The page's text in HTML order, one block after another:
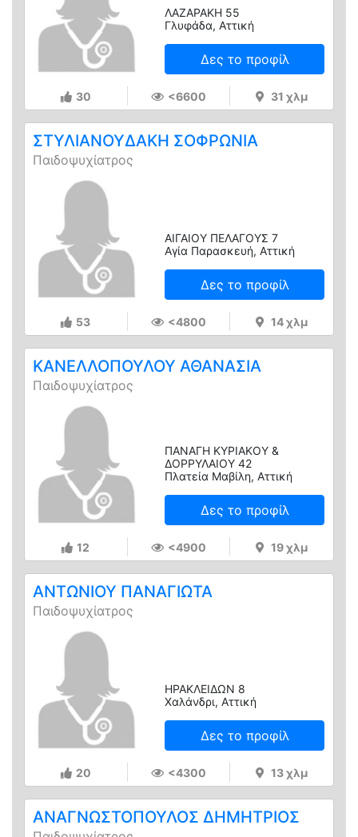
ΛΑΖΑΡΑΚΗ 55
Γλυφάδα, Αττική
Δες το προφίλ
30 <6600 31 χλμ
ΣΤΥΛΙΑΝΟΥΔΑΚΗ ΣΟΦΡΩΝΙΑ
Παιδοψυχίατρος
ΑΙΓΑΙΟΥ ΠΕΛΑΓΟΥΣ 7
Αγία Παρασκευή, Αττική
Δες το προφίλ
53 <4800 14 χλμ
ΚΑΝΕΛΛΟΠΟΥΛΟΥ ΑΘΑΝΑΣΙΑ
Παιδοψυχίατρος
ΠΑΝΑΓΗ ΚΥΡΙΑΚΟΥ &
ΔΟΡΡΥΛΑΙΟΥ 42
Πλατεία Μαβίλη, Αττική
Δες το προφίλ
12 <4900 19 χλμ
ΑΝΤΩΝΙΟΥ ΠΑΝΑΓΙΩΤΑ
Παιδοψυχίατρος
ΗΡΑΚΛΕΙΔΩΝ 8
Χαλάνδρι, Αττική
Δες το προφίλ
20 <4300 13 χλμ
ΑΝΑΓΝΩΣΤΟΠΟΥΛΟΣ ΔΗΜΗΤΡΙΟΣ